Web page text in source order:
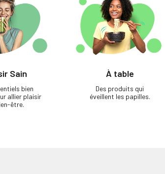
Sain
bien
allier plaisir
être.
À table
Des produits qui
éveillent les papilles.